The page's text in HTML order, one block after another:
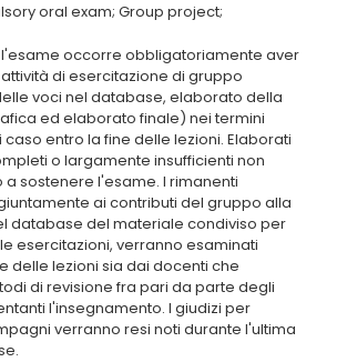
occorre obbligatoriamente aver
di esercitazione di gruppo
voci nel database, elaborato della
ed elaborato finale) nei termini
caso entro la fine delle lezioni. Elaborati
o largamente insufficienti non
sostenere l'esame. I rimanenti
ai contributi del gruppo alla
database del materiale condiviso per
esercitazioni, verranno esaminati
delle lezioni sia dai docenti che
di revisione fra pari da parte degli
l'insegnamento. I giudizi per
verranno resi noti durante l'ultima